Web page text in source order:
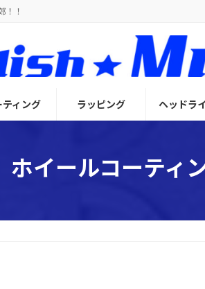
！！
ティング ラッピング ヘッドラ
イールコーティ